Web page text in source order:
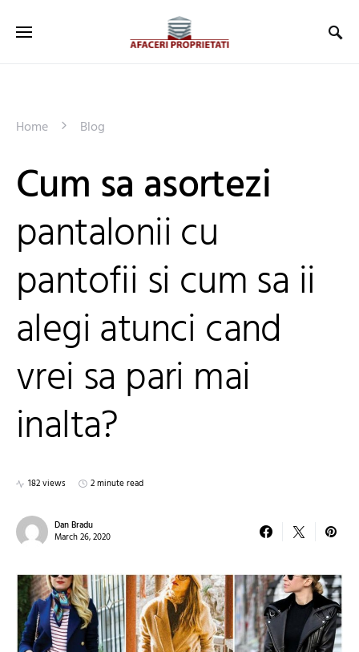
Home Blog
Cum sa asortezi
pantalonii cu
pantofii si cum sa ii
alegi atunci cand
vrei sa pari mai
inalta?
182 views 2 minute read
Dan Bradu
March 26, 2020